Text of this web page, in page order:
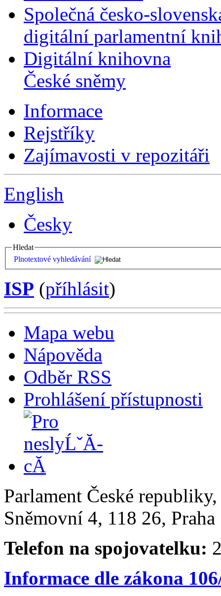
Společná česko-
digitální parlamentní
Digitální knihovna
České sněmy
Informace
Rejstříky
Zajímavosti v repozitáři
English
Česky
Hledat
Plnotextové vyhledávání
ISP (příhlásit)
Mapa webu
Nápověda
Odběr RSS
Prohlášení přístupnosti
Parlament České
Sněmovní 4, 118 26,
Telefon na spojovatelku:
Informace dle zákona